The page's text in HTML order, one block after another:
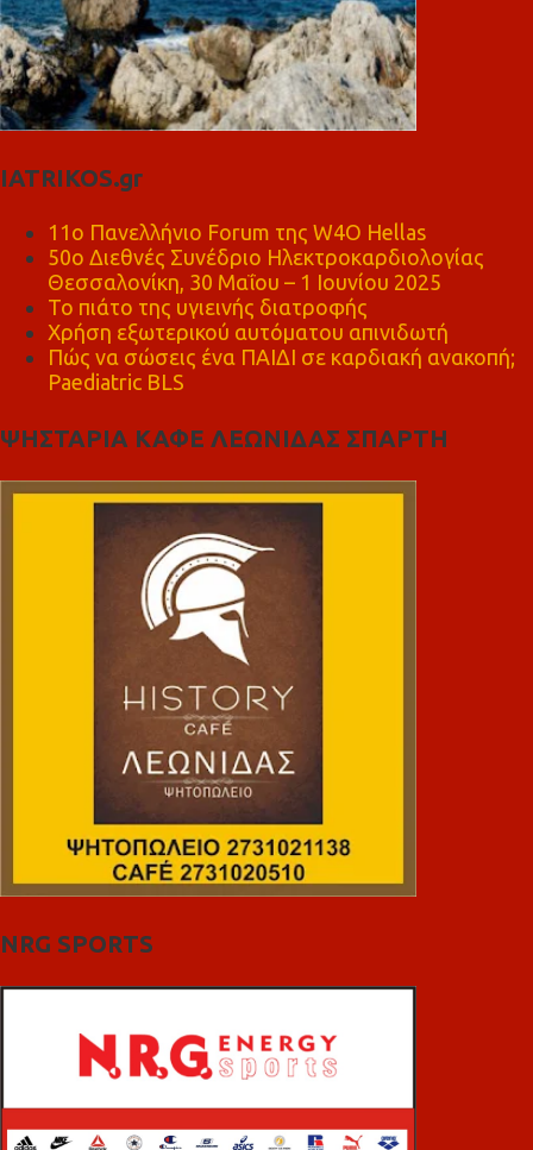
IATRIKOS.gr
11ο Πανελλήνιο Forum της W4O Hellas
50ο Διεθνές Συνέδριο Ηλεκτροκαρδιολογίας
Θεσσαλονίκη, 30 Μαΐου – 1 Ιουνίου 2025
Το πιάτο της υγιεινής διατροφής
Χρήση εξωτερικού αυτόματου απινιδωτή
Πώς να σώσεις ένα ΠΑΙΔΙ σε καρδιακή ανακοπή;
Paediatric BLS
ΨΗΣΤΑΡΙΑ ΚΑΦΕ ΛΕΩΝΙΔΑΣ ΣΠΑΡΤΗ
NRG SPORTS